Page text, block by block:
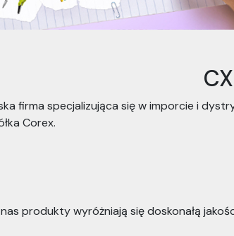
firma specjalizująca się w imporcie i
Corex.
produkty wyróżniają się doskonałą